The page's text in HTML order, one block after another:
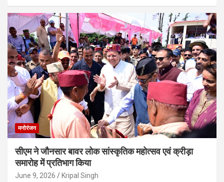
मनोरंजन
सीएम ने जौनसार बावर लोक सांस्कृतिक महोत्सव एवं क्रीड़ा
समारोह में प्रतिभाग किया
June 9, 2026 Kripal Singh